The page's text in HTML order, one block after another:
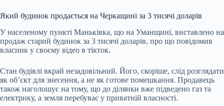
Який будинок продається на Черкащині за 3 тисячі доларів
У населеному пункті Маньківка, що на Уманщині, виставлено на
продаж старий будинок за 3 тисячі доларів, про що повідомив
власник у своєму відео в тікток.
Стан будівлі вкрай незадовільний. Його, скоріше, слід розглядати
як об’єкт для знесення, а не як готове помешкання. Продавець
також наголошує на тому, що до ділянки вже підведено газ та
електрику, а земля перебуває у приватній власності.